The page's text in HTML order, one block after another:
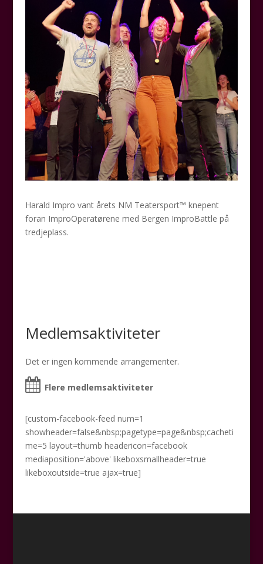
Harald Impro vant årets NM Teatersport™ knepent
foran ImproOperatørene med Bergen ImproBattle på
tredjeplass.
Medlemsaktiviteter
Det er ingen kommende arrangementer.
Flere medlemsaktiviteter
[custom-facebook-feed num=1
showheader=false&nbsp;pagetype=page&nbsp;cacheti
me=5 layout=thumb headericon=facebook
mediaposition='above' likeboxsmallheader=true
likeboxoutside=true ajax=true]